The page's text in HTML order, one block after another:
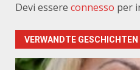
Devi essere connesso per
VERWANDTE GESCHICHTEN